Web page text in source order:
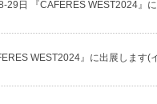
日 『CAFERES WEST2024』
WEST2024』に出展します(